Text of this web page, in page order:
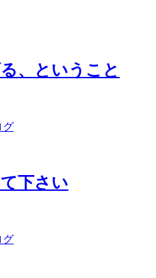
、ということ
グ
下さい
グ